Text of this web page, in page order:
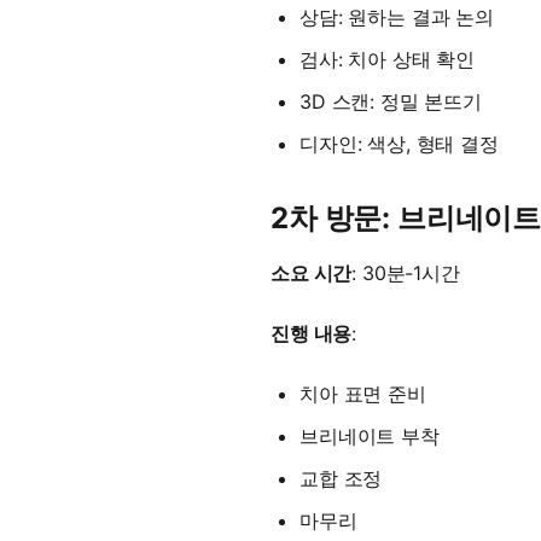
상담: 원하는 결과 논의
검사: 치아 상태 확인
3D 스캔: 정밀 본뜨기
디자인: 색상, 형태 결정
2차 방문: 브리네이
소요 시간: 30분-1시간
진행 내용:
치아 표면 준비
브리네이트 부착
교합 조정
마무리